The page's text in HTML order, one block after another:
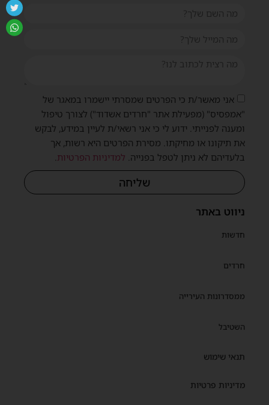
ניווט באתר
חדשות
חרדים
ממסדרונות העירייה
השטיבל
תנאי שימוש
מדיניות פרטיות
אני מאשר/ת כי הפרטים שמסרתי יישמרו במאגר של
"אמפסיס" (מפעילת אתר "חרדים אשדוד") לצורך טיפול
ומענה לפנייתי. ידוע לי כי אני רשאי/ת לעיין במידע, לבקש
את תיקונו או מחיקתו. מסירת הפרטים היא רשות, אך
בלעדיהם לא ניתן לטפל בפנייה. למדיניות הפרטיות
שליחה